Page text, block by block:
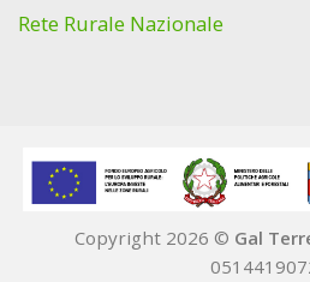
Rete Rurale Nazionale
Copyright 2026 © Gal